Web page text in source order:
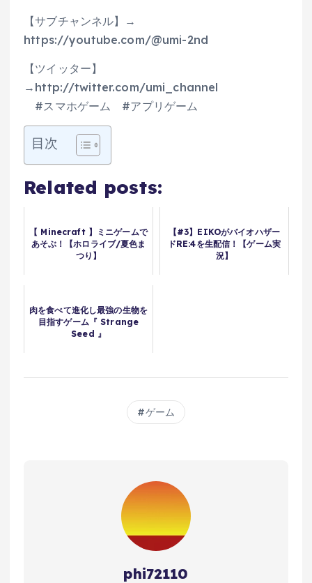
【サブチャンネル】→
https://youtube.com/@umi-2nd
【ツイッター】
→http://twitter.com/umi_channel
#スマホゲーム #アプリゲーム
目次
Related posts:
【 Minecraft 】ミニゲームで
あそぶ！【ホロライブ/夏色ま
つり】
【#3】EIKOがバイオハザー
ドRE:4を生配信！【ゲーム実
況】
肉を食べて進化し最強の生物を
目指すゲーム『 Strange
Seed 』
ゲーム
phi72110